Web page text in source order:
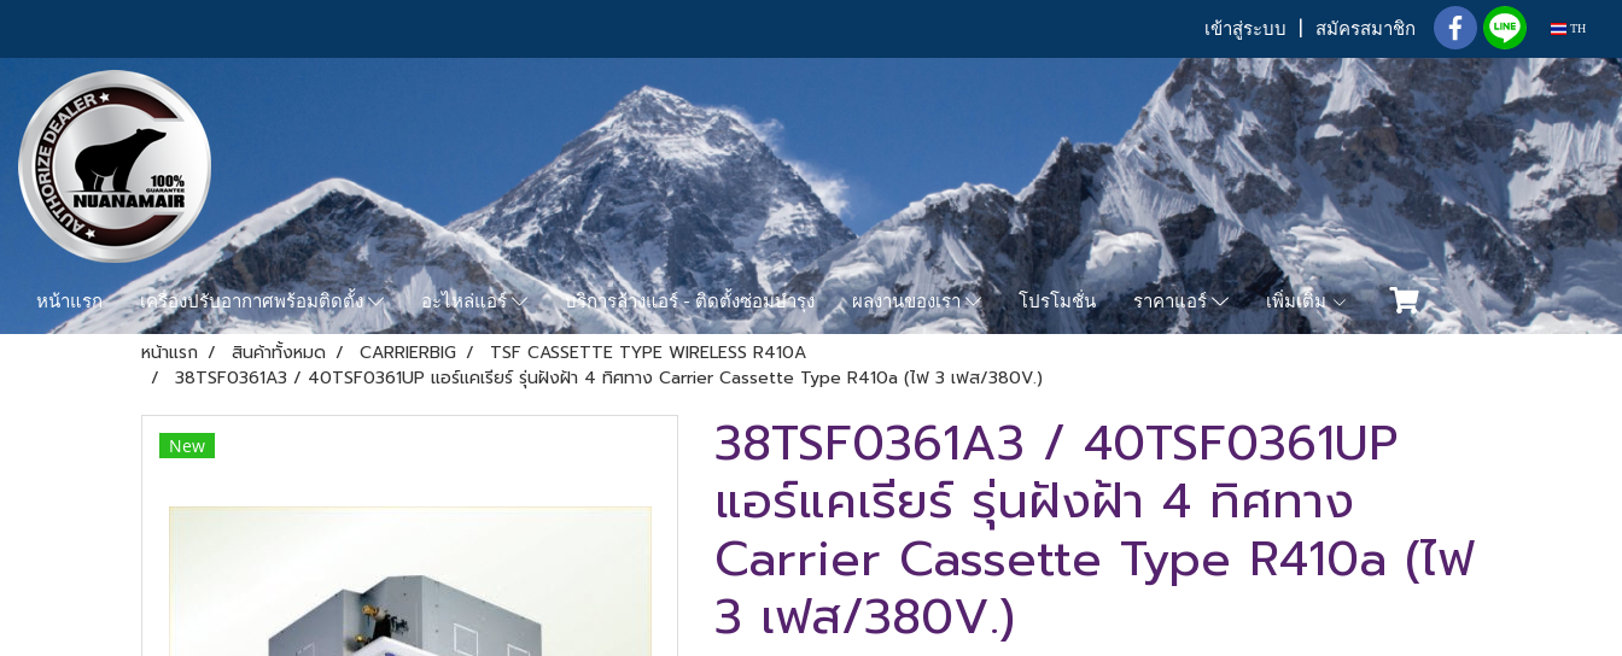
เข้าสู่ระบบ สมัครสมาชิก TH
หน้าแรก เครื่องปรับอากาศพร้อมติดตั้ง อะไหล่แอร์ บริการล้างแอร์ - ติดตั้งซ่อมบำรุง ผลงานของเรา โปรโมชั่น ราคาแอร์ เพิ่มเติม
หน้าแรก สินค้าทั้งหมด CARRIERBIG
TSF CASSETTE TYPE WIRELESS R410A
38TSF0361A3 / 40TSF0361UP แอร์แคเรียร์ รุ่นฝังฝ้า 4 ทิศทาง Carrier Cassette Type R410a (ไฟ 3 เฟส/380V.)
New 38TSF0361A3 / 40TSF0361UP
แอร์แคเรียร์ รุ่นฝังฝ้า 4 ทิศทาง
Carrier Cassette Type R410a (ไฟ
3 เฟส/380V.)